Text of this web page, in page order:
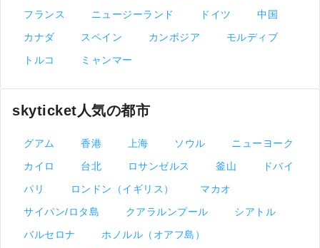
フランス
ニュージーランド ドイツ
中国
カナダ
スペイン カンボジア
モルディブ
トルコ
ミャンマー
skyticket人気の都市
グアム 香港 上海 ソウル
ニューヨーク
カイロ
台北 ロサンゼルス 釜山
ドバイ
パリ
ロンドン（イギリス）
マカオ
サイパン/ロタ島
クアラルンプール
シアトル
バルセロナ
ホノルル（オアフ島）